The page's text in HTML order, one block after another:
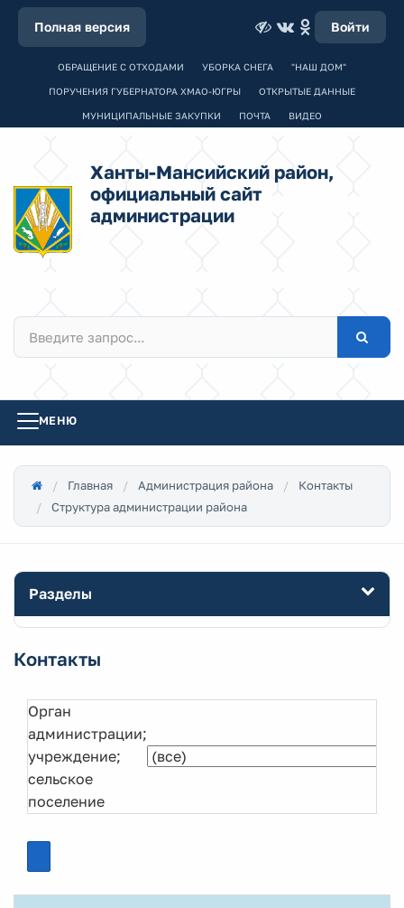
Полная версия Войти
ОБРАЩЕНИЕ С ОТХОДАМИ УБОРКА СНЕГА "НАШ ДОМ"
ПОРУЧЕНИЯ ГУБЕРНАТОРА ХМАО-ЮГРЫ ОТКРЫТЫЕ ДАННЫЕ
МУНИЦИПАЛЬНЫЕ ЗАКУПКИ ПОЧТА ВИДЕО
Ханты-Мансийский район,
официальный сайт
администрации
МЕНЮ
Главная Администрация района
Контакты
Структура администрации района
Разделы
Контакты
Орган
администрации;
учреждение;
сельское
поселение